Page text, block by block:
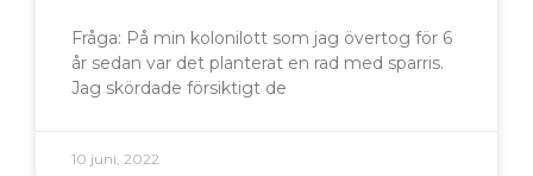
Fråga: På min kolonilott som jag övertog för 6
år sedan var det planterat en rad med sparris.
Jag skördade försiktigt de
10 juni, 2022